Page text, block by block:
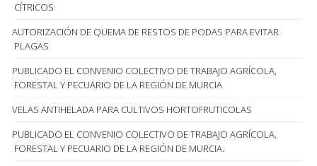
CÍTRICOS
AUTORIZACIÓN DE QUEMA DE RESTOS DE PODAS PARA EVITAR
PLAGAS
PUBLICADO EL CONVENIO COLECTIVO DE TRABAJO AGRÍCOLA,
FORESTAL Y PECUARIO DE LA REGIÓN DE MURCIA
VELAS ANTIHELADA PARA CULTIVOS HORTOFRUTICOLAS
PUBLICADO EL CONVENIO COLECTIVO DE TRABAJO AGRÍCOLA,
FORESTAL Y PECUARIO DE LA REGIÓN DE MURCIA.